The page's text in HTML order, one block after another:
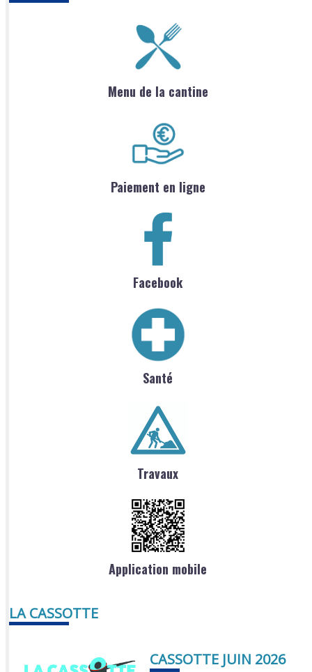
Menu de la cantine
Paiement en ligne
Facebook
Santé
Travaux
Application mobile
LA CASSOTTE
CASSOTTE JUIN 2026